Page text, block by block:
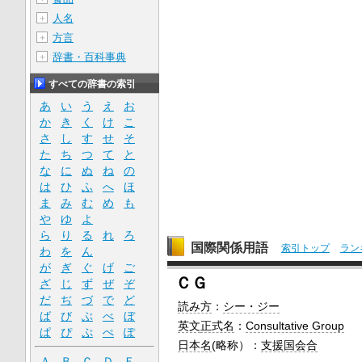
国際関係用語 索引トップ ラン
ＣＧ
読み方： シー・ジー
英文正式名 ： Consultative Group
日本名(略称）： 支援国会合
＋ 人名
＋ 方言
＋ 辞書・百科事典
すべての辞書の索引
あ い う え
お
か
き く け
こ
さ
し す せ
そ
た
ち つ て
と
な
に ぬ ね
の
は
ひ ふ へ
ほ
ま
み む め
も
や
ゆ
よ
ら
り る れ
ろ
わ
を
ん
が
ぎ ぐ げ
ご
ざ
じ ず ぜ
ぞ
だ
ぢ づ で
ど
ば
び ぶ べ
ぼ
ぱ
ぴ ぷ ぺ ぽ